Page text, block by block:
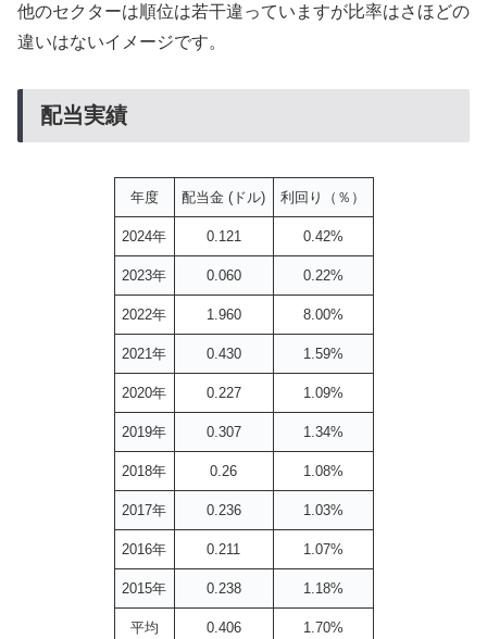
他のセクターは順位は若干違っていますが比率はさほどの
違いはないイメージです。
配当実績
年度 配当金 (ドル) 利回り（％）
2024年 0.121 0.42%
2023年 0.060 0.22%
2022年 1.960 8.00%
2021年 0.430 1.59%
2020年 0.227 1.09%
2019年 0.307 1.34%
2018年 0.26 1.08%
2017年 0.236 1.03%
2016年 0.211 1.07%
2015年 0.238 1.18%
平均 0.406 1.70%